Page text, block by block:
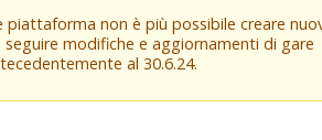
piattaforma non è più possibile creare
seguire modifiche e aggiornamenti di gare
al 30.6.24.